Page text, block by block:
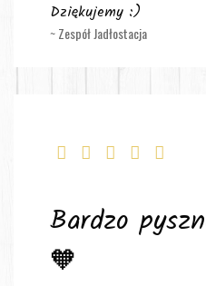
Dziękujemy :)
~ Zespół Jadłostacja
Bardzo
🧡